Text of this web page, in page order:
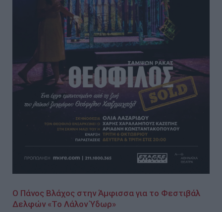
O Πάνος Βλάχος στην Άμφισσα για το Φεστιβάλ
Δελφών «Το Λάλον Ύδωρ»